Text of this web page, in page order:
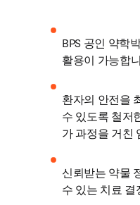
BPS 공인 약학
활용이 가능합
환자의 안전을
수 있도록 철저
가 과정을 거친
신뢰받는 약물
수 있는 치료